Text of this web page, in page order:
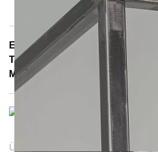
E-Mail: info@notoria.de
Telefon: +49 (0) 30 / 3450 5420
Mo. - Fr. 8.00 - 15.30 Uhr
ÜBER UNS & RECHTLICHES